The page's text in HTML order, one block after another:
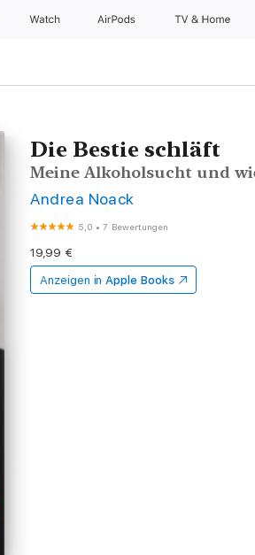
Watch AirPods TV & Home
Die Bestie schläft
Meine Alkoholsucht und
Andrea Noack
5,0 •7 Bewertungen
19,99 €
Anzeigen in Apple Books